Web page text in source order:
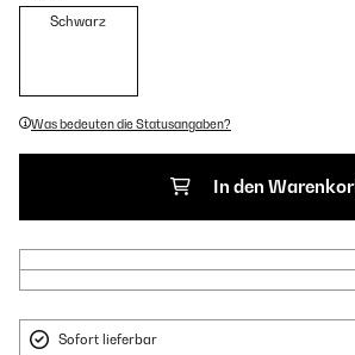
Schwarz
Was bedeuten die Statusangaben?
In den
Sofort lieferbar